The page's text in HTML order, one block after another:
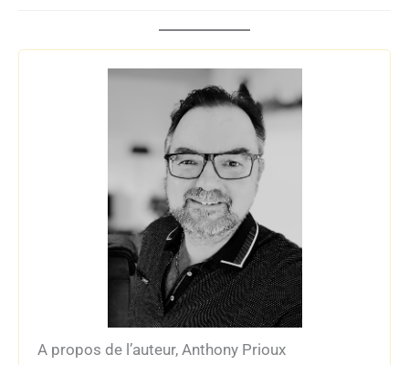
A propos de l’auteur, Anthony Prioux